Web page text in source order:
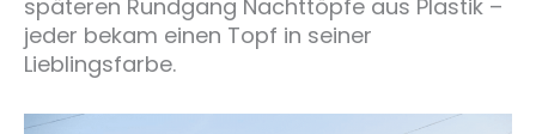
späteren Rundgang Nachttöpfe aus Plastik –
jeder bekam einen Topf in seiner
Lieblingsfarbe.